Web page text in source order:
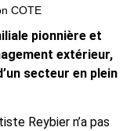
COTE
pionnière et
extérieur,
secteur en plein
Reybier n’a pas